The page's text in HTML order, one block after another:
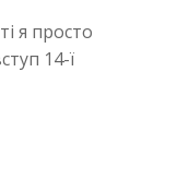
я просто
14-ї